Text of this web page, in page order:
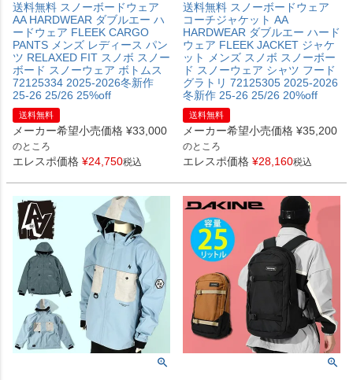
送料無料 スノーボードウェア
AA HARDWEAR ダブルエー ハ
ードウェア FLEEK CARGO
PANTS メンズ レディース パン
ツ RELAXED FIT スノボ スノー
ボード スノーウェア ボトムス
72125334 2025-2026冬新作
25-26 25/26 25%off
送料無料
メーカー希望小売価格 ¥33,000
のところ
エレスポ価格 ¥24,750税込
送料無料 スノーボードウェア
コーチジャケット AA
HARDWEAR ダブルエー ハード
ウェア FLEEK JACKET ジャケ
ット メンズ スノボ スノーボー
ド スノーウェア シャツ フード
グラトリ 72125305 2025-2026
冬新作 25-26 25/26 20%off
送料無料
メーカー希望小売価格 ¥35,200
のところ
エレスポ価格 ¥28,160税込